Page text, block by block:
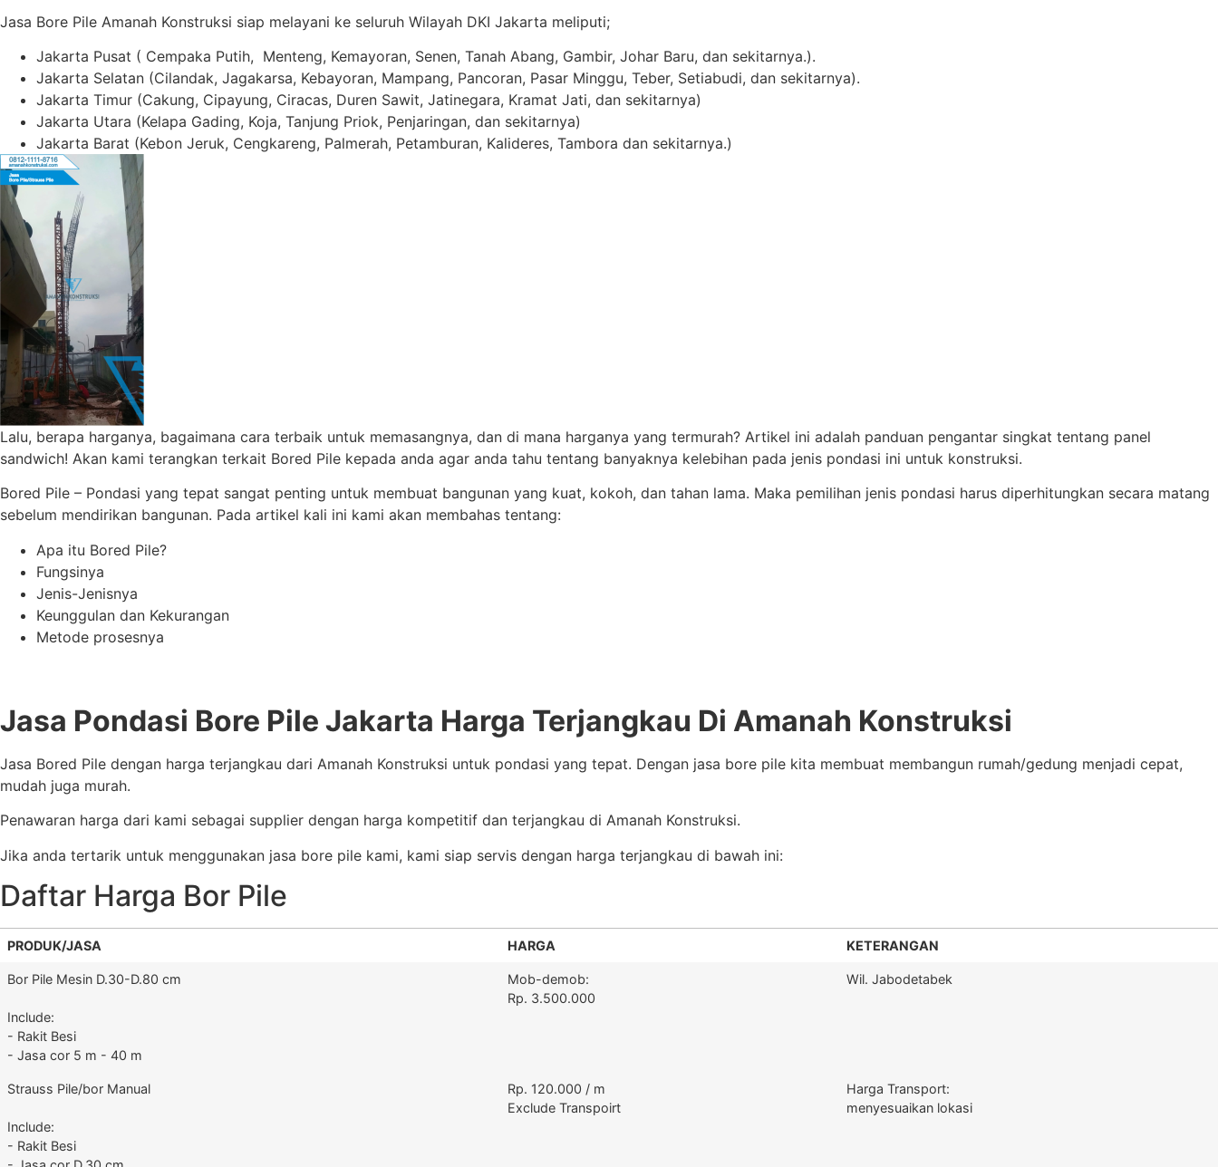
Jasa Bore Pile Amanah Konstruksi siap melayani ke seluruh Wilayah DKI Jakarta meliputi;
Jakarta Pusat ( Cempaka Putih, Menteng, Kemayoran, Senen, Tanah Abang, Gambir, Johar Baru, dan sekitarnya.).
Jakarta Selatan (Cilandak, Jagakarsa, Kebayoran, Mampang, Pancoran, Pasar Minggu, Teber, Setiabudi, dan sekitarnya).
Jakarta Timur (Cakung, Cipayung, Ciracas, Duren Sawit, Jatinegara, Kramat Jati, dan sekitarnya)
Jakarta Utara (Kelapa Gading, Koja, Tanjung Priok, Penjaringan, dan sekitarnya)
Jakarta Barat (Kebon Jeruk, Cengkareng, Palmerah, Petamburan, Kalideres, Tambora dan sekitarnya.)
Lalu, berapa harganya, bagaimana cara terbaik untuk memasangnya, dan di mana harganya yang termurah? Artikel ini adalah panduan pengantar singkat tentang panel
sandwich! Akan kami terangkan terkait Bored Pile kepada anda agar anda tahu tentang banyaknya kelebihan pada jenis pondasi ini untuk konstruksi.
Bored Pile – Pondasi yang tepat sangat penting untuk membuat bangunan yang kuat, kokoh, dan tahan lama. Maka pemilihan jenis pondasi harus diperhitungkan secara matang
sebelum mendirikan bangunan. Pada artikel kali ini kami akan membahas tentang:
Apa itu Bored Pile?
Fungsinya
Jenis-Jenisnya
Keunggulan dan Kekurangan
Metode prosesnya
Jasa Pondasi Bore Pile Jakarta Harga Terjangkau Di Amanah Konstruksi
Jasa Bored Pile dengan harga terjangkau dari Amanah Konstruksi untuk pondasi yang tepat. Dengan jasa bore pile kita membuat membangun rumah/gedung menjadi cepat,
mudah juga murah.
Penawaran harga dari kami sebagai supplier dengan harga kompetitif dan terjangkau di Amanah Konstruksi.
Jika anda tertarik untuk menggunakan jasa bore pile kami, kami siap servis dengan harga terjangkau di bawah ini:
Daftar Harga Bor Pile
PRODUK/JASA HARGA KETERANGAN
Bor Pile Mesin D.30-D.80 cm
Include:
- Rakit Besi
- Jasa cor 5 m - 40 m
Mob-demob:
Rp. 3.500.000
Wil. Jabodetabek
Strauss Pile/bor Manual
Include:
- Rakit Besi
Rp. 120.000 / m
Exclude Transpoirt
Harga Transport:
menyesuaikan lokasi